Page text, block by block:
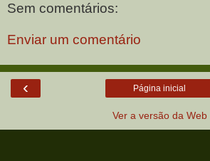
Sem comentários:
Enviar um comentário
‹ Página inicial
Ver a versão da Web